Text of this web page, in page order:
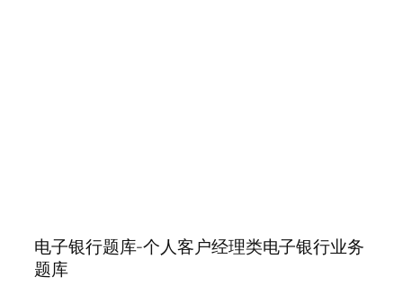
电子银行题库-个人客户经理类电子银行业务
题库